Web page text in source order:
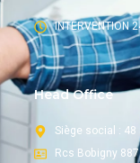
INTERVENTION
Head Office
Siège social :
Rcs Bobigny